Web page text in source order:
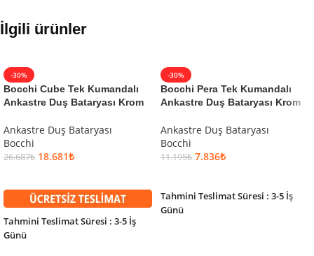
İlgili ürünler
-30%
Bocchi Cube Tek Kumandalı
Ankastre Duş Bataryası Krom
Ankastre Duş Bataryası
Bocchi
26.687₺ 18.681₺
Tahmini Teslimat Süresi : 3-5 İş
Günü
-30%
Bocchi Pera Tek Kumandalı
Ankastre Duş Bataryası Krom
Ankastre Duş Bataryası
Bocchi
11.195₺ 7.836₺
Tahmini Teslimat Süresi : 3-5 İş
Günü